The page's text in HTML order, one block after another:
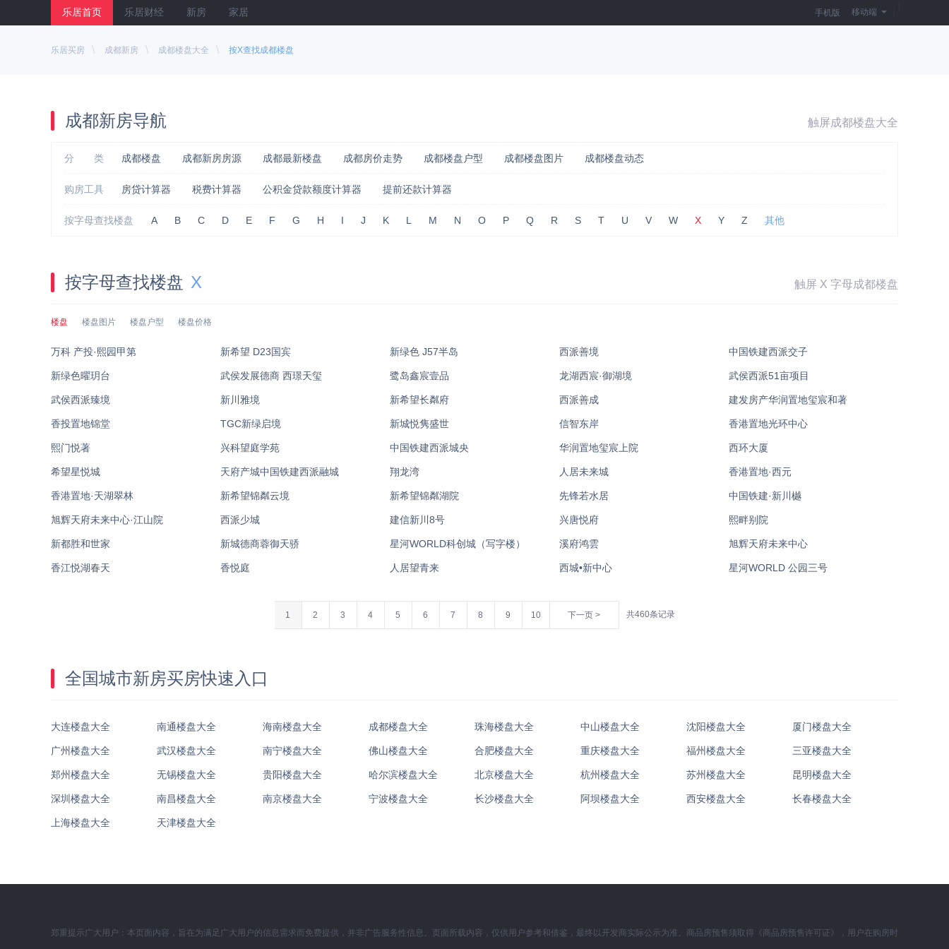
乐居首页 乐居财经 新房 家居 手机版 移动端
乐居买房 \ 成都新房 \ 成都楼盘大全 \ 按X查找成都楼盘
成都新房导航 触屏成都楼盘大全
分 类 成都楼盘 成都新房房源 成都最新楼盘 成都房价走势 成都楼盘户型 成都楼盘图片 成都楼盘动态
购房工具 房贷计算器 税费计算器 公积金贷款额度计算器 提前还款计算器
按字母查找楼盘 A B C D E F G H I J K L M N O P Q R S T U V W X Y Z 其他
按字母查找楼盘 X 触屏 X 字母成都楼盘
楼盘 楼盘图片 楼盘户型 楼盘价格
万科 产投·熙园甲第 新希望 D23国宾 新绿色 J57半岛 西派善境 中国铁建西派交子
新绿色曜玥台 武侯发展德商 西璟天玺 鹭岛鑫宸壹品 龙湖西宸·御湖境 武侯西派51亩项目
武侯西派臻境 新川雅境 新希望长粼府 西派善成 建发房产华润置地玺宸和著
香投置地锦堂 TGC新绿启境 新城悦隽盛世 信智东岸 香港置地光环中心
熙门悦著 兴科望庭学苑 中国铁建西派城央 华润置地玺宸上院 西环大厦
希望星悦城 天府产城中国铁建西派融城 翔龙湾 人居未来城 香港置地·西元
香港置地·天湖翠林 新希望锦粼云境 新希望锦粼湖院 先锋若水居 中国铁建·新川樾
旭辉天府未来中心·江山院 西派少城 建信新川8号 兴唐悦府 熙畔别院
新都胜和世家 新城德商蓉御天骄 星河WORLD科创城（写字楼） 溪府鸿雲 旭辉天府未来中心
香江悦湖春天 香悦庭 人居望青来 西城•新中心 星河WORLD 公园三号
1 2 3 4 5 6 7 8 9 10 下一页 > 共460条记录
全国城市新房买房快速入口
大连楼盘大全 南通楼盘大全 海南楼盘大全 成都楼盘大全 珠海楼盘大全 中山楼盘大全 沈阳楼盘大全 厦门楼盘大全
广州楼盘大全 武汉楼盘大全 南宁楼盘大全 佛山楼盘大全 合肥楼盘大全 重庆楼盘大全 福州楼盘大全 三亚楼盘大全
郑州楼盘大全 无锡楼盘大全 贵阳楼盘大全 哈尔滨楼盘大全 北京楼盘大全 杭州楼盘大全 苏州楼盘大全 昆明楼盘大全
深圳楼盘大全 南昌楼盘大全 南京楼盘大全 宁波楼盘大全 长沙楼盘大全 阿坝楼盘大全 西安楼盘大全 长春楼盘大全
上海楼盘大全 天津楼盘大全
郑重提示广大用户：本页面内容，旨在为满足广大用户的信息需求而免费提供，并非广告服务性信息。页面所载内容，仅供用户参考和借鉴，最终以开发商实际公示为准。商品房预售须取得《商品房预售许可证》，用户在购房时